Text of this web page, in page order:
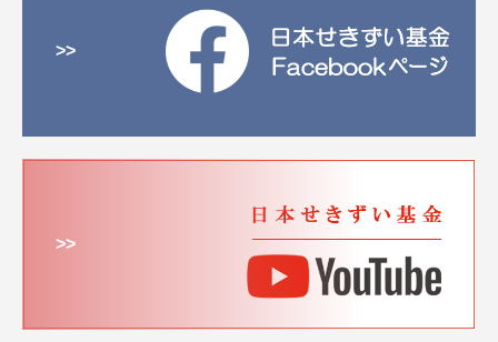
>>
>>